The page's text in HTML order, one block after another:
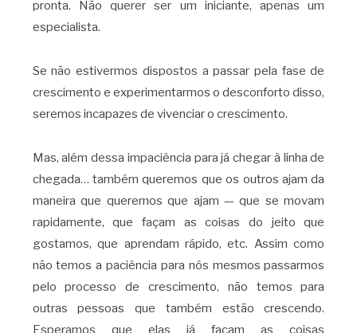
pronta. Não querer ser um iniciante, apenas um
especialista.
Se não estivermos dispostos a passar pela fase de
crescimento e experimentarmos o desconforto disso,
seremos incapazes de vivenciar o crescimento.
Mas, além dessa impaciência para já chegar à linha de
chegada… também queremos que os outros ajam da
maneira que queremos que ajam — que se movam
rapidamente, que façam as coisas do jeito que
gostamos, que aprendam rápido, etc. Assim como
não temos a paciência para nós mesmos passarmos
pelo processo de crescimento, não temos para
outras pessoas que também estão crescendo.
Esperamos que elas já façam as coisas